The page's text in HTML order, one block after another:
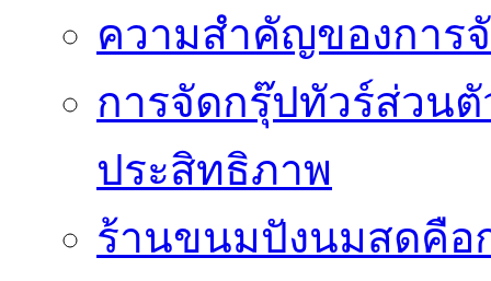
ความสำคัญของการ
การจัดกรุ๊ปทัวร์ส่วน
ประสิทธิภาพ
ร้านขนมปังนมสดคือ